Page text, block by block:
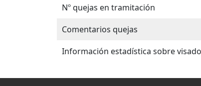
Nº quejas en tramitación
Comentarios quejas
Información estadística sobre visado